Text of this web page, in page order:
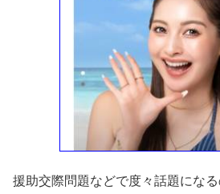
援助交際問題などで度々話題にな